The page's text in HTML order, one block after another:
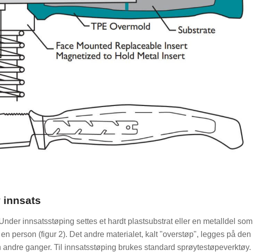
innsats
innsatsstøping settes et hardt plastsubstrat eller en metalldel som
person (figur 2). Det andre materialet, kalt "overstøp", legges på den
ganger. Til innsatsstøping brukes standard sprøytestøpeverktøy.